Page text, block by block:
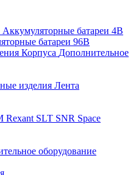
Аккумуляторные батареи 4В
батареи 96В
Корпуса Дополнительное
изделия Лента
Rexant SLT SNR Space
оборудование